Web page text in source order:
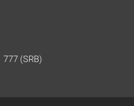
(SRB)